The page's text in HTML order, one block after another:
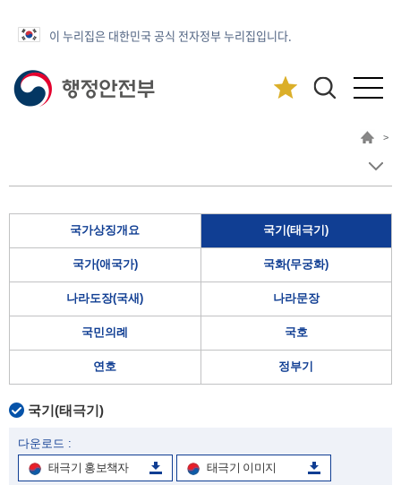
이 누리집은 대한민국 공식 전자정부 누리집입니다.
>
국가상징개요 국기(태극기)
국가(애국가) 국화(무궁화)
나라도장(국새) 나라문장
국민의례 국호
연호 정부기
국기(태극기)
다운로드 :
태극기 홍보책자
태극기 이미지